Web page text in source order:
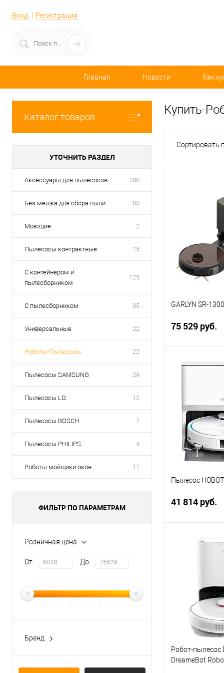
Вход Регистрация
Главная Новости Как
Каталог товаров
УТОЧНИТЬ РАЗДЕЛ
Аксессуары для пылесосов 180
Без мешка для сбора пыли 80
Моющие 2
Пылесосы контрактные 75
С контейнером и
пылесборником
125
С пылесборником 35
Универсальные 22
Роботы-Пылесосы 22
Пылесосы SAMSUNG 29
Пылесосы LG 12
Пылесосы BOSCH 7
Пылесосы PHILIPS 4
Роботы мойщики окон 11
ФИЛЬТР ПО ПАРАМЕТРАМ
Розничная цена
От До
Бренд
Купить-
Сортировать
GARLYN SR-1300
75 529 руб.
В
В избранное
Пылесос
41 814 руб.
В
В избранное
Робот-пылесос
DreameBot